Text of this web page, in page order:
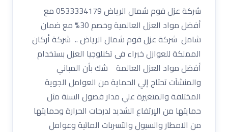
شركة عزل فوم شمال الرياض 0533334179 مع
أفضل مواد العزل العالمية وخصم 30% مع ضمان
شامل شركة عزل فوم شمال الرياض .. شركة أركان
المملكة للعوازل خبراء فى تكنلوجيا العزل بستخدام
أفضل مواد العزل العالمة شك بأن المباني
والمنشآت تحتاج إلي الحماية من العوامل الجوية
المختلفة والمتغيرة علي مدار فصول السنة مثل
حمايتها من الإرتفاع الشديد لدرجات الحرارة وحمايتها
من الامطار والسيول والتسربات المائية وعوامل